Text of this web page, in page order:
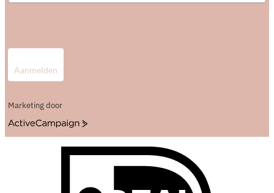
Aanmelden
Marketing door
ActiveCampaign